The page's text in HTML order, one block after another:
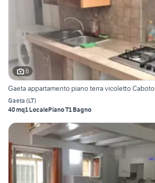
6
Gaeta appartamento piano terra vicoletto Caboto
Gaeta (LT)
40 mq1 LocalePiano T1 Bagno